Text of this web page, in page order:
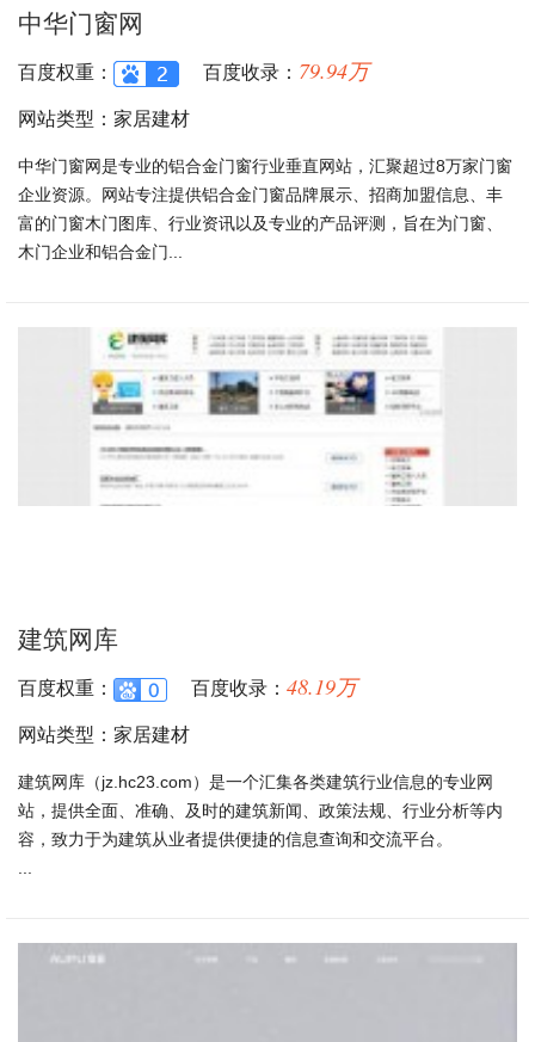
中华门窗网
百度权重： 百度收录： 79.94万
网站类型：家居建材
中华门窗网是专业的铝合金门窗行业垂直网站，汇聚超过8万家门窗
企业资源。网站专注提供铝合金门窗品牌展示、招商加盟信息、丰
富的门窗木门图库、行业资讯以及专业的产品评测，旨在为门窗、
木门企业和铝合金门...
建筑网库
百度权重： 百度收录： 48.19万
网站类型：家居建材
建筑网库（jz.hc23.com）是一个汇集各类建筑行业信息的专业网
站，提供全面、准确、及时的建筑新闻、政策法规、行业分析等内
容，致力于为建筑从业者提供便捷的信息查询和交流平台。
...